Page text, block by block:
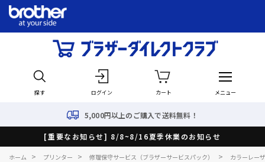
探す ログイン カート メニュー
5,000円以上のご購入で送料無料！
[重要なお知らせ] 8/8~8/16夏季休業のお知らせ
ホーム > プリンター > 修理保守サービス（ブラザーサービスパック） > カラーレー